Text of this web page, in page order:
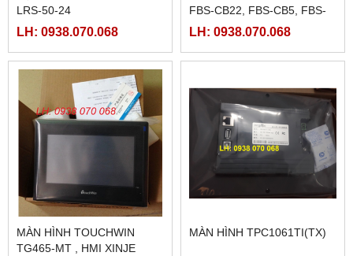
LRS-50-24
LH: 0938.070.068
FBS-CB22, FBS-CB5, FBS-
CB25, FBS-CB55
LH: 0938.070.068
MÀN HÌNH TOUCHWIN
TG465-MT , HMI XINJE
MÀN HÌNH TPC1061TI(TX)